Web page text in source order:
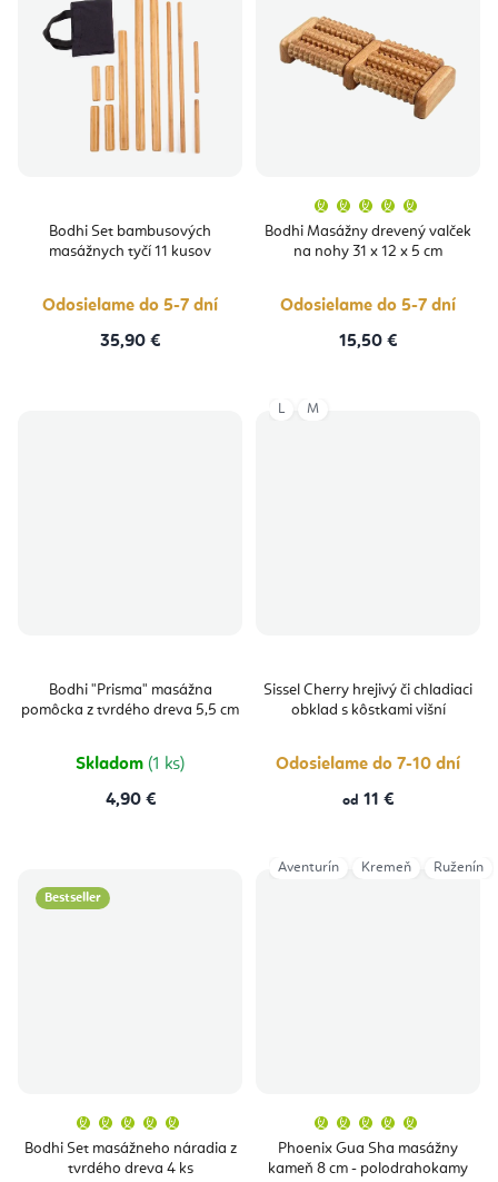
Bodhi Set bambusových
masážnych tyčí 11 kusov
Odosielame do 5-7 dní
35,90 €
Bodhi Masážny drevený valček
na nohy 31 x 12 x 5 cm
produktu
je
5,0
Odosielame do 5-7 dní
15,50 €
Bodhi "Prisma" masážna
pomôcka z tvrdého dreva 5,5 cm
Skladom (1 ks)
4,90 €
Sissel Cherry hrejivý či chladiaci
obklad s kôstkami višní
Odosielame do 7-10 dní
od 11 €
L M
Bestseller
Bodhi Set masážneho náradia z
tvrdého dreva 4 ks
produktu
je
5,0
Phoenix Gua Sha masážny
kameň 8 cm - polodrahokamy
produktu
je
5,0
Aventurín Kremeň Ruženín